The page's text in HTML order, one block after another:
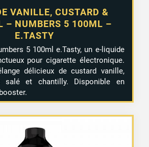
VANILLE, CUSTARD &
– NUMBERS 5 100ML –
E.TASTY
5 100ml e.Tasty, un e-liquide
pour cigarette électronique.
délicieux de custard vanille,
salé et chantilly. Disponible en